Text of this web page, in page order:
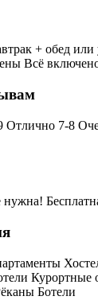
+ обед
Всё
Отлично 7-8
нужна!
Курортные
Ботели